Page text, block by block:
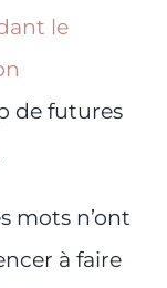
le
de futures
mots n’ont
à faire